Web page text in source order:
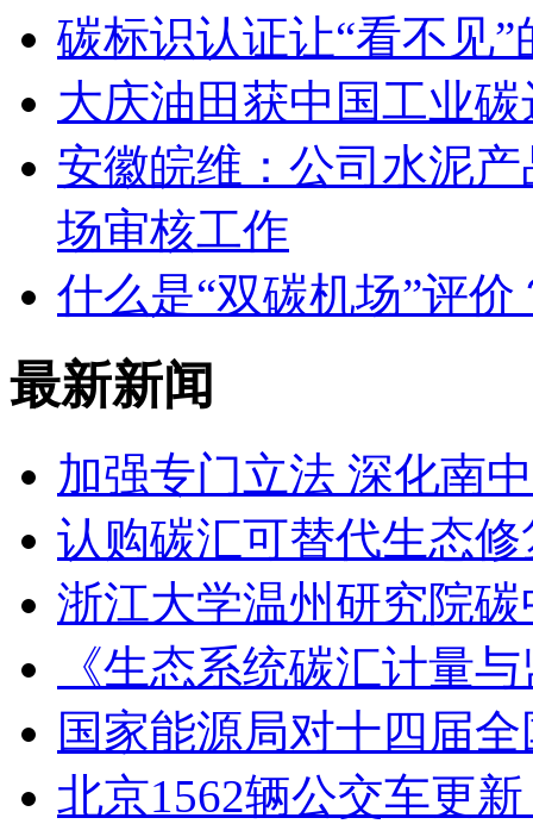
碳标识认证让“看不见”
大庆油田获中国工业
安徽皖维：公司水泥
场审核工作
什么是“双碳机场”评价
最新新闻
加强专门立法 深化南
认购碳汇可替代生态
浙江大学温州研究院
《生态系统碳汇计量
国家能源局对十四届
北京1562辆公交车更